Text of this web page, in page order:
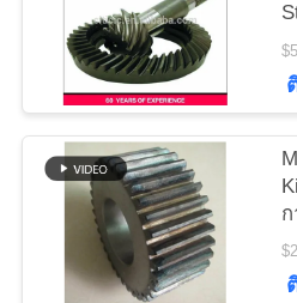
เสนอ
ราคา
แผนผัง
เว็บไซต์
แ